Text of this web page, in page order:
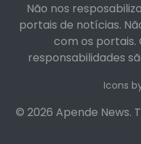
Não nos
portais de notícias.
com os portais.
responsabilidades
Icons
© 2026 Apende News.